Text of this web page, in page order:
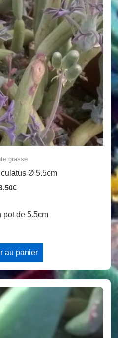
grasse
Ø 5.5cm
€
pot de 5.5cm
au panier